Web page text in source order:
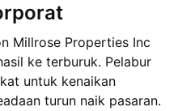
Millrose Properties Inc
ke terburuk. Pelabur
untuk kenaikan
turun naik pasaran.